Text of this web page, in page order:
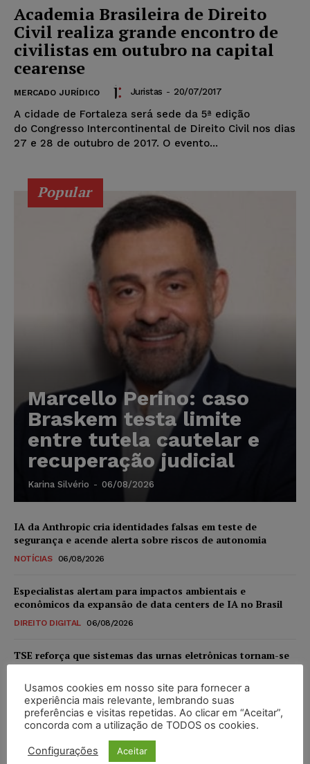
Academia Brasileira de Direito
Civil realiza grande encontro de
civilistas em outubro na capital
cearense
MERCADO JURÍDICO Juristas - 20/07/2017
A cidade de Fortaleza será sede da 5ª edição
do Congresso Intercontinental de Direito Civil nos dias
27 e 28 de outubro de 2017. O evento...
Popular
Marcello Perino: caso
Braskem testa limite
entre tutela cautelar e
recuperação judicial
Karina Silvério - 06/08/2026
IA da Anthropic cria identidades falsas em teste de
segurança e acende alerta sobre riscos de autonomia
NOTÍCIAS 06/08/2026
Especialistas alertam para impactos ambientais e
econômicos da expansão de data centers de IA no Brasil
DIREITO DIGITAL 06/08/2026
TSE reforça que sistemas das urnas eletrônicas tornam-se
invioláveis após assinatura digital e lacração
NOTÍCIAS 06/08/2026
STF inicia julgamento sobre constitucionalidade da
proibição dos jogos de azar no Brasil
NOTÍCIAS 06/08/2026
Usamos cookies em nosso site para fornecer a
experiência mais relevante, lembrando suas
preferências e visitas repetidas. Ao clicar em “Aceitar”,
concorda com a utilização de TODOS os cookies.
Configurações Aceitar